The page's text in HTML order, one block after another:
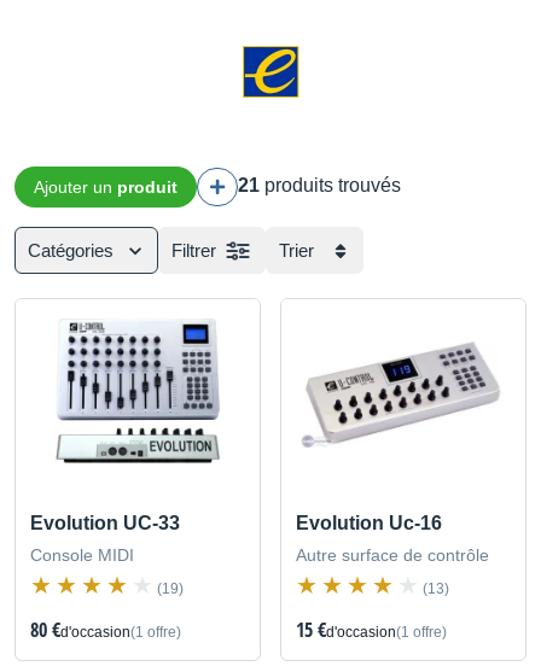
Ajouter un produit 21 produits trouvés
Catégories Filtrer Trier
Evolution UC-33
Console MIDI
(19)
80 €d'occasion(1 offre)
Evolution Uc-16
Autre surface de contrôle
(13)
15 €d'occasion(1 offre)